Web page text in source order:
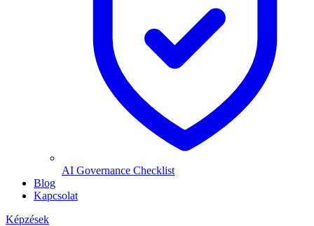
AI Governance Checklist
Blog
Kapcsolat
Képzések